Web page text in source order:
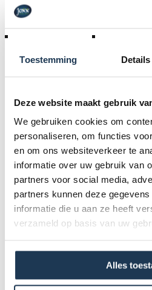
Toestemming Details
Deze website maakt gebruik
We gebruiken cookies om
personaliseren, om functies
en om ons websiteverkeer te
informatie over uw gebruik van
partners voor social media,
partners kunnen deze
informatie die u aan ze heeft
verzameld op basis van uw
Alles
€ 149,00